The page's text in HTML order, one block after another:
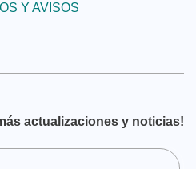
Y AVISOS
actualizaciones y noticias!